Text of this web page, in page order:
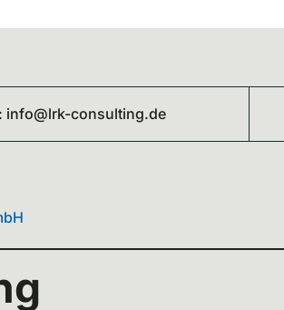
info@lrk-consulting.de